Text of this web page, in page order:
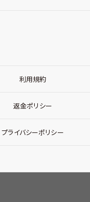
利用規約
返金ポリシー
プライバシーポリシー